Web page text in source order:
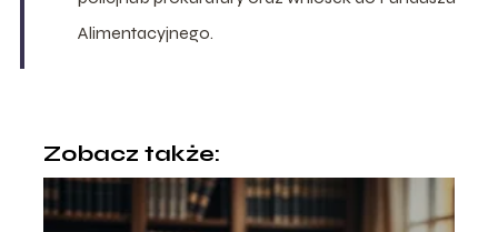
Alimentacyjnego.
Zobacz także: